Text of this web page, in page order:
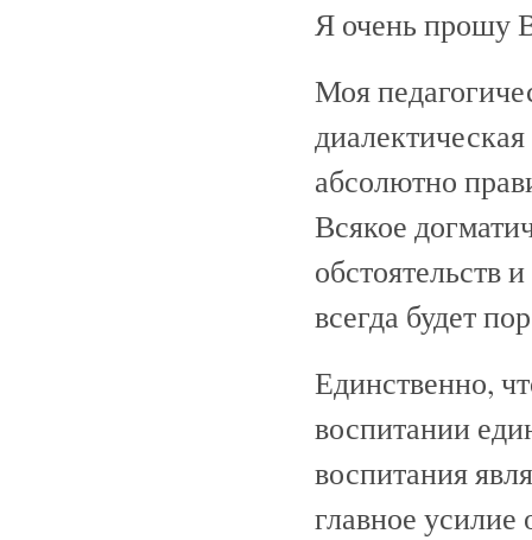
Я очень прошу
Моя
абсолютно
Всякое
обстоятельств
всегда будет
Единственно,
воспитании
воспитания
главное усилие